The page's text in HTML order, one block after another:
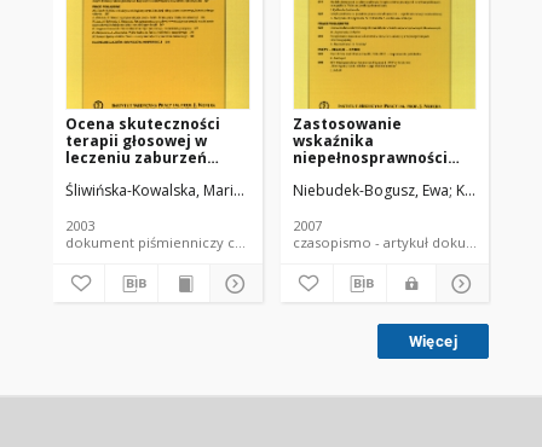
Ocena skuteczności
terapii głosowej w
leczeniu zaburzeń
Śliwińska-Kowalska, Mariola Fiszer, Marta Niebudek-Bogusz, Ewa
2003
dokument piśmienniczy czasopismo - artykuł
Zastosowanie
wskaźnika
niepełnosprawności
handicap index vhi) w
terapii głosu u
nauczycieli
Niebudek-Bogusz, Ewa Kuzańska,
2007
czasopismo - artykuł
Więcej